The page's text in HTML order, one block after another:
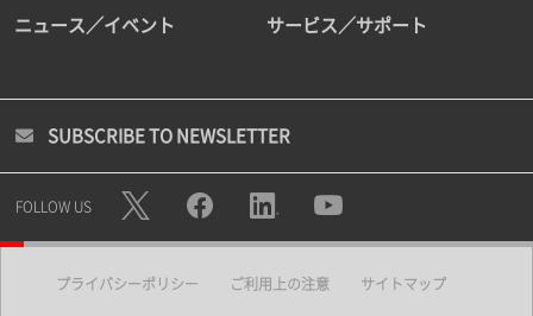
ニュース／イベント サービス／サポート
SUBSCRIBE TO NEWSLETTER
FOLLOW US
プライバシーポリシー ご利用上の注意 サイトマップ